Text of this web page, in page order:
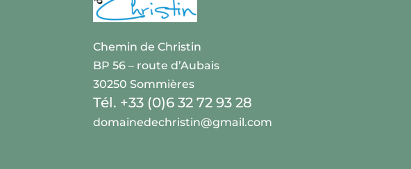
Chemin de Christin
BP 56 – route d’Aubais
30250 Sommières
Tél. +33 (0)6 32 72 93 28
domainedechristin@gmail.com